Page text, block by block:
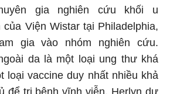
gia nghiên cứu khối u
của Viện Wistar tại Philadelphia,
gia vào nhóm nghiên cứu.
da là một loại ung thư khá
loại vaccine duy nhất nhiều khả
để trị bệnh vĩnh viễn, Herlyn dự